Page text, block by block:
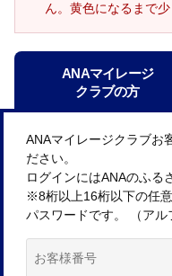
ん。黄色になるまで少
ANAマイレージ
クラブの方
ANAマイレージクラブお
ださい。
ログインにはANAのふる
※8桁以上16桁以下の任
パスワードです。 （アル